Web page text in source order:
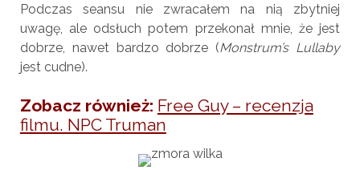
Podczas seansu nie zwracałem na nią zbytniej
uwagę, ale odsłuch potem przekonał mnie, że jest
dobrze, nawet bardzo dobrze (Monstrum’s Lullaby
jest cudne).
Zobacz również: Free Guy – recenzja
filmu. NPC Truman